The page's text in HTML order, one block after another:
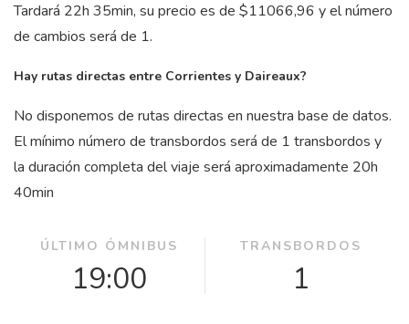
Tardará 22h 35min, su precio es de $11066,96 y el número
de cambios será de 1.
Hay rutas directas entre Corrientes y Daireaux?
No disponemos de rutas directas en nuestra base de datos.
El mínimo número de transbordos será de 1 transbordos y
la duración completa del viaje será aproximadamente 20h
40min
ÚLTIMO ÓMNIBUS
19:00
TRANSBORDOS
1